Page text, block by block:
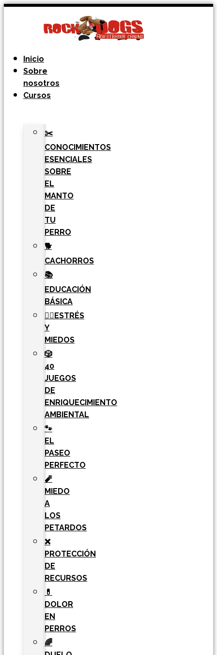
Ir
contenido
Inicio
Sobre
nosotros
Cursos
✂️
CONOCIMIENTOS
ESENCIALES
SOBRE
EL
MANTO
DE
TU
PERRO
🐕
CACHORROS
📚
EDUCACIÓN
BÁSICA
🧘‍♀️ESTRÉS
Y
MIEDOS
🎲
40
JUEGOS
DE
ENRIQUECIMIENTO
AMBIENTAL
🐾
EL
PASEO
PERFECTO
🧨
MIEDO
A
LOS
PETARDOS
❌
PROTECCIÓN
DE
RECURSOS
💊
DOLOR
EN
PERROS
🌈